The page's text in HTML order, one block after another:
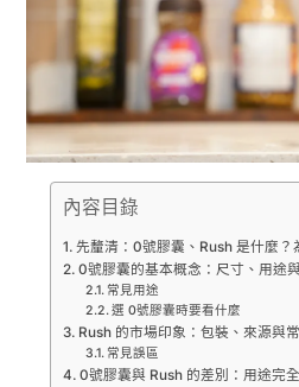
內容目錄
先釐清：0號膠囊、Rush 是什麼？
0號膠囊的基本概念：尺寸、用途
常見用途
選 0號膠囊時要看什麼
Rush 的市場印象：包裝、來源與
常見誤區
0號膠囊與 Rush 的差別：用途完